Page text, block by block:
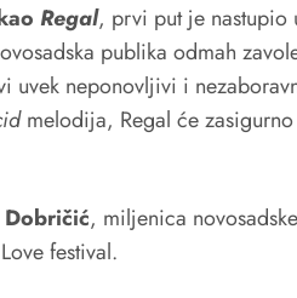
Regal, prvi put je nastupio
publika odmah
uvek neponovljivi i
melodija, Regal će
Dobričić, miljenica
festival.